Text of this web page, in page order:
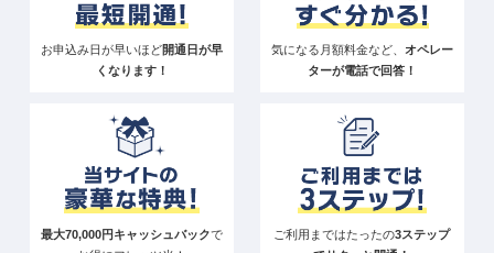
お申込み日が早いほど開通日が早
くなります！
気になる月額料金など、 オペレー
ターが電話で回答！
最大70,000円キャッシュバックで
ご利用まではたったの3ステップ